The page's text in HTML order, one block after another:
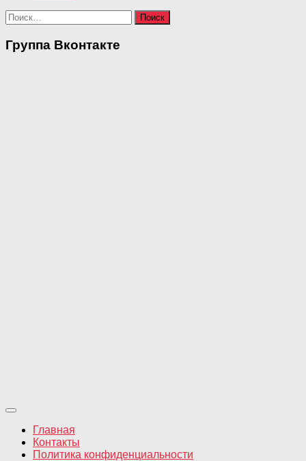
Найти:
Группа Вконтакте
Главная
Контакты
Политика конфиденциальности